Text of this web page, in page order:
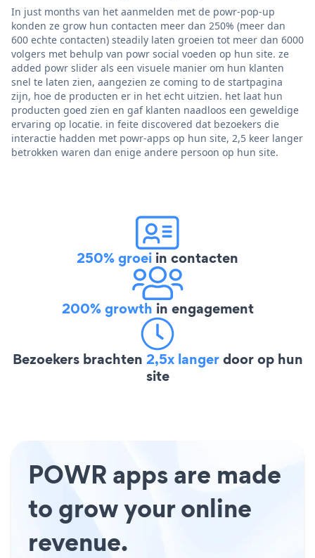
In just months van het aanmelden met de powr-pop-up
konden ze grow hun contacten meer dan 250% (meer dan
600 echte contacten) steadily laten groeien tot meer dan 6000
volgers met behulp van powr social voeden op hun site. ze
added powr slider als een visuele manier om hun klanten
snel te laten zien, aangezien ze coming to de startpagina
zijn, hoe de producten er in het echt uitzien. het laat hun
producten goed zien en gaf klanten naadloos een geweldige
ervaring op locatie. in feite discovered dat bezoekers die
interactie hadden met powr-apps op hun site, 2,5 keer langer
betrokken waren dan enige andere persoon op hun site.
250% groei in contacten
200% growth in engagement
Bezoekers brachten 2,5x langerdoor op hun
site
POWR apps are made
to grow your online
revenue.